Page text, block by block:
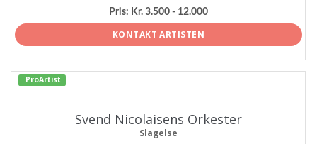
Pris: Kr. 3.500 - 12.000
KONTAKT ARTISTEN
ProArtist
Svend Nicolaisens Orkester
Slagelse